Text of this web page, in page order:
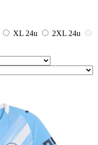
XL 24u 2XL 24u